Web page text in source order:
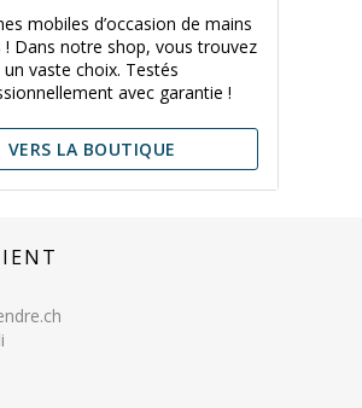
mobiles d’occasion de mains
! Dans notre shop, vous trouvez
un vaste choix. Testés
avec garantie !
VERS LA BOUTIQUE